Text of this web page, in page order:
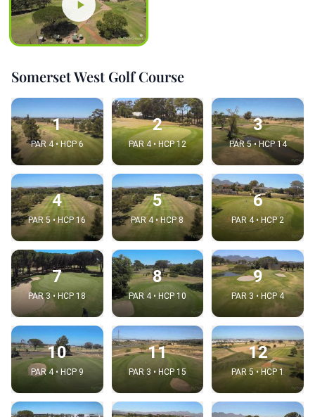
Somerset West Golf Course
1
PAR 4 • HCP 6
2
PAR 4 • HCP 12
3
PAR 5 • HCP 14
4
PAR 5 • HCP 16
5
PAR 4 • HCP 8
6
PAR 4 • HCP 2
7
PAR 3 • HCP 18
8
PAR 4 • HCP 10
9
PAR 3 • HCP 4
10
PAR 4 • HCP 9
11
PAR 3 • HCP 15
12
PAR 5 • HCP 1